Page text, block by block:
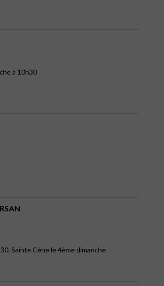
à 10h30
Sainte Cène le 4ème dimanche